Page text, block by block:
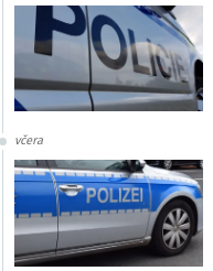
včera